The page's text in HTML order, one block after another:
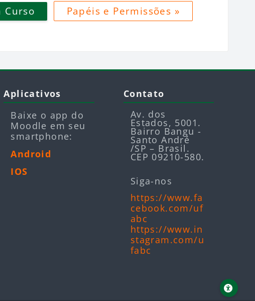
Curso Papéis e Permissões »
Aplicativos
Baixe o app do
Moodle em seu
smartphone:
Android
IOS
Contato
Av. dos
Estados, 5001.
Bairro Bangu -
Santo André
/SP – Brasil.
CEP 09210-580.
Siga-nos
https://www.fa
cebook.com/uf
abc
https://www.in
stagram.com/u
fabc